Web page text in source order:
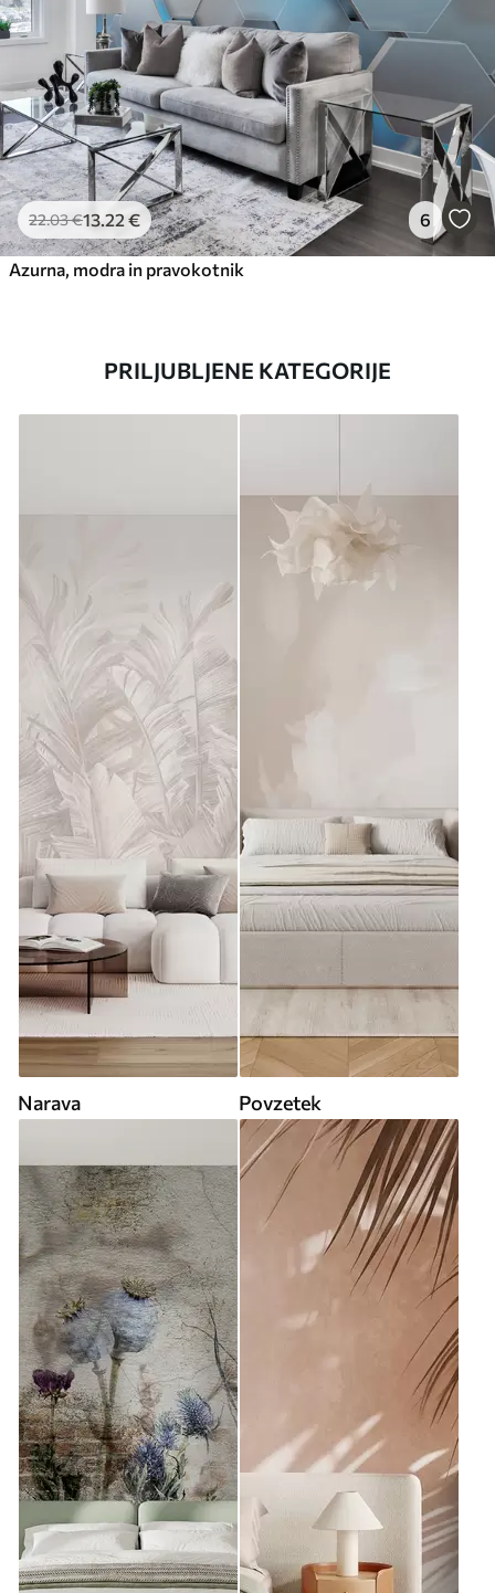
22.03€13.22 € 6
Azurna, modra in pravokotnik
PRILJUBLJENE KATEGORIJE
Narava Povzetek